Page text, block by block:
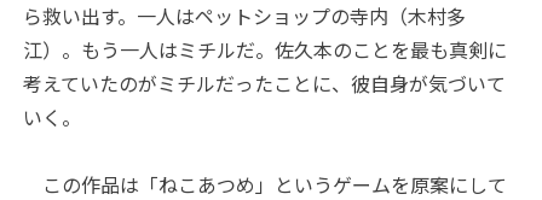
ら救い出す。一人はペットショップの寺内（木村多
江）。もう一人はミチルだ。佐久本のことを最も真剣に
考えていたのがミチルだったことに、彼自身が気づいて
いく。
この作品は「ねこあつめ」というゲームを原案にして